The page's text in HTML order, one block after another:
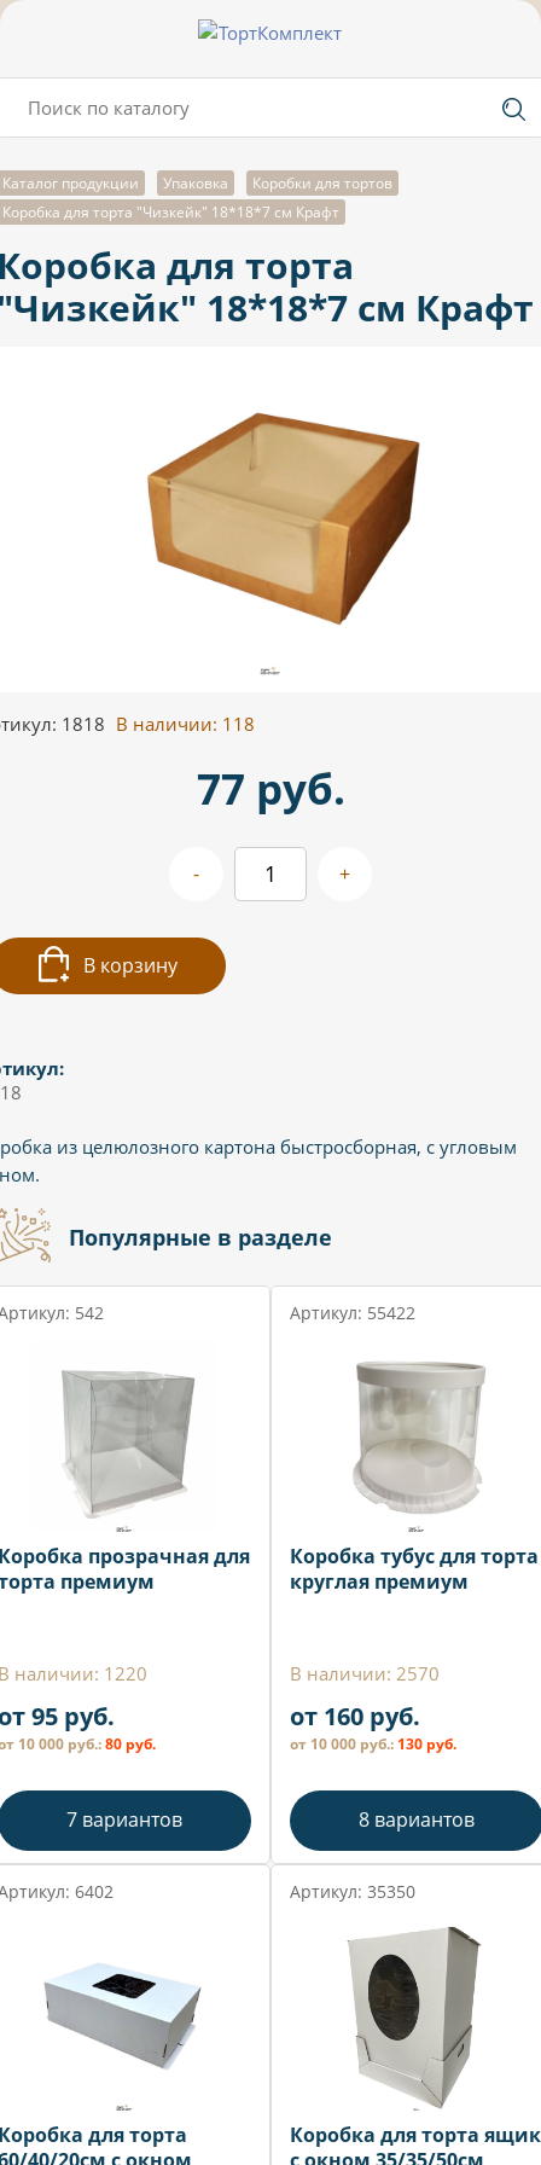
Каталог продукции Упаковка
Коробки для тортов
Коробка для торта "Чизкейк" 18*18*7 см Крафт
для торта
18*18*7 см Крафт
1818 В наличии: 118
77 руб.
- +
В корзину
из целюлозного картона быстросборная, с угловым
Популярные в разделе
542
прозрачная для
премиум
наличии: 1220
95 руб.
10 000 руб.:80 руб.
7 вариантов
Артикул: 55422
Коробка тубус для торта
круглая премиум
В наличии: 2570
от 160 руб.
от 10 000 руб.: 130 руб.
8 вариантов
6402
для торта
Артикул: 35350
Коробка для торта ящик